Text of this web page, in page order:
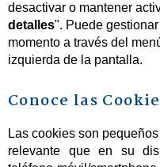
desactivar o mantener
detalles". Puede
momento a través del
izquierda de la pantalla.
Conoce las
Las cookies son
relevante que en su